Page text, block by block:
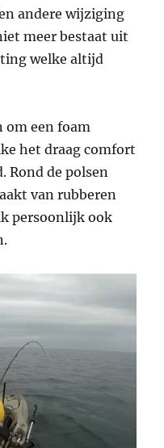
andere wijziging
meer bestaat uit
welke altijd
om een foam
het draag comfort
Rond de polsen
van rubberen
persoonlijk ook